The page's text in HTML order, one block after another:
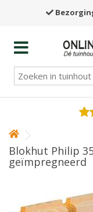
Blokhut Philip
geïmpregneerd